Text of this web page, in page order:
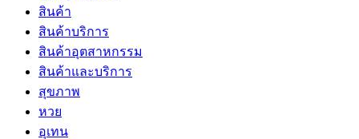
สินค้า
สินค้าบริการ
สินค้าอุตสาหกรรม
สินค้าและบริการ
สุขภาพ
หวย
อุเทน